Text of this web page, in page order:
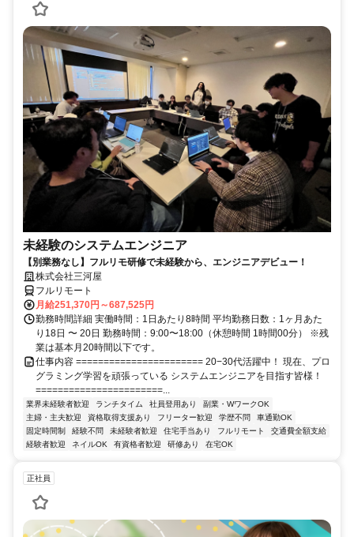
未経験のシステムエンジニア
【別業務なし】フルリモ研修で未経験から、エンジニアデビュー！
株式会社三河屋
フルリモート
月給251,370円～687,525円
勤務時間詳細 実働時間：1日あたり8時間 平均勤務日数：1ヶ月あた
り18日 〜 20日 勤務時間：9:00〜18:00（休憩時間 1時間00分） ※残
業は基本月20時間以下です。
仕事内容 ======================= 20−30代活躍中！ 現在、プロ
グラミング学習を頑張っている システムエンジニアを目指す皆様！
=======================...
業界未経験者歓迎 ランチタイム 社員登用あり
副業・WワークOK
主婦・主夫歓迎
資格取得支援あり フリーター歓迎 学歴不問
車通勤OK
固定時間制
経験不問 未経験者歓迎 住宅手当あり フルリモート
交通費全額支給
経験者歓迎
ネイルOK 有資格者歓迎 研修あり 在宅OK
正社員